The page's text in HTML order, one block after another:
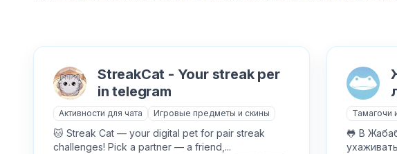
StreakCat - Your streak per
in telegram
Активности для чата Игровые предметы и скины
🐱 Streak Cat — your digital pet for pair streak
challenges! Pick a partner — a friend,...
Тамагочи
🐸 В